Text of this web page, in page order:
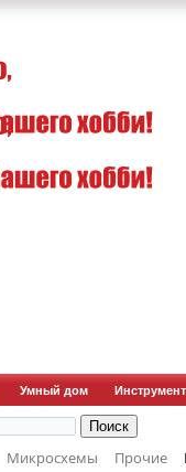
Умный дом
Микросхемы Прочие